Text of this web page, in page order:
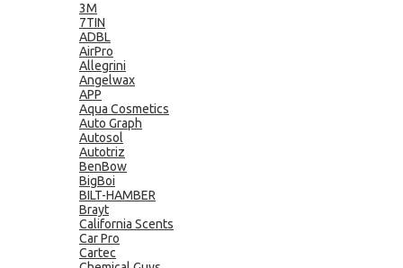
3M
7TIN
ADBL
AirPro
Allegrini
Angelwax
APP
Aqua Cosmetics
Auto Graph
Autosol
Autotriz
BenBow
BigBoi
BILT-HAMBER
Brayt
California Scents
Car Pro
Cartec